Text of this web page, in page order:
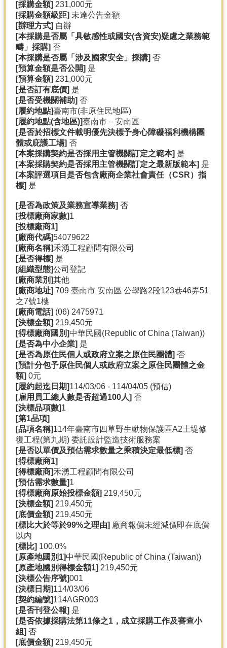
首
站
[採購金額] 231,000元
[採購金額級距] 未達公告金額
[辦理方式] 自辦
[本採購是否屬「具敏感性或國安(含資安)疑慮之業務範
疇」採購] 否
[本採購是否屬「涉及國家安全」採購] 否
[預算金額是否公開] 是
[預算金額] 231,000元
[是否訂有底價] 是
[是否受機關補助] 否
[履約地點]臺南市(非原住民地區)
[履約地點(含地區)]臺南市－安南區
[是否於招標文件載明優先決標予身心障礙福利機構團
體或庇護工場] 否
[本案採購契約是否採用主管機關訂定之範本] 是
[本案採購契約是否採用主管機關訂定之最新版範本] 是
[本案評選項目是否包含廠商企業社會責任（CSR）指
標] 是
[是否為政策及業務宣導業務] 否
[投標廠商家數]1
[投標廠商1]
[廠商代碼]54079622
[廠商名稱]禾湧工程顧問有限公司
[是否得標] 是
[組織型態]公司登記
[廠商業別]其他
[廠商地址] 709 臺南市 安南區 公學路2段123巷46弄51
之7號1樓
[廠商電話] (06) 2475971
[決標金額] 219,450元
[得標廠商國別]中華民國(Republic of China (Taiwan))
[是否為中小企業] 是
[是否為原住民個人或政府立案之原住民團體] 否
[預計分包予原住民個人或政府立案之原住民團體之金
額] 0元
[履約起迄日期]114/03/06 - 114/04/05 (預估)
[雇用員工總人數是否超過100人] 否
[決標品項數]1
[第1品項]
[品項名稱]114年臺南市四草野生動物保護區A2土堤修
復工程(第九期) 委託設計監造技術服務案
[是否以單價及預估需求數量之乘積決定最低標] 否
[得標廠商1]
[得標廠商]禾湧工程顧問有限公司
[預估需求數量]1
[得標廠商原始投標金額] 219,450元
[決標金額] 219,450元
[底價金額] 219,450元
[標比大於等於99%之理由] 廠商報價未經減價即在底價
以內
[標比] 100.0%
[原產地國別1]中華民國(Republic of China (Taiwan))
[原產地國別得標金額1] 219,450元
[決標公告序號]001
[決標日期]114/03/06
[契約編號]114AGR003
[是否刊登公報] 是
[是否依據採購法第11條之1 ，成立採購工作及審查小
組] 否
[底價金額] 219,450元